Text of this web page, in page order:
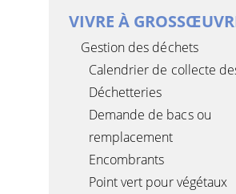
VIVRE À
Gestion des déchets
Calendrier de collecte
Déchetteries
Demande de bacs ou
remplacement
Encombrants
Point vert pour végétaux